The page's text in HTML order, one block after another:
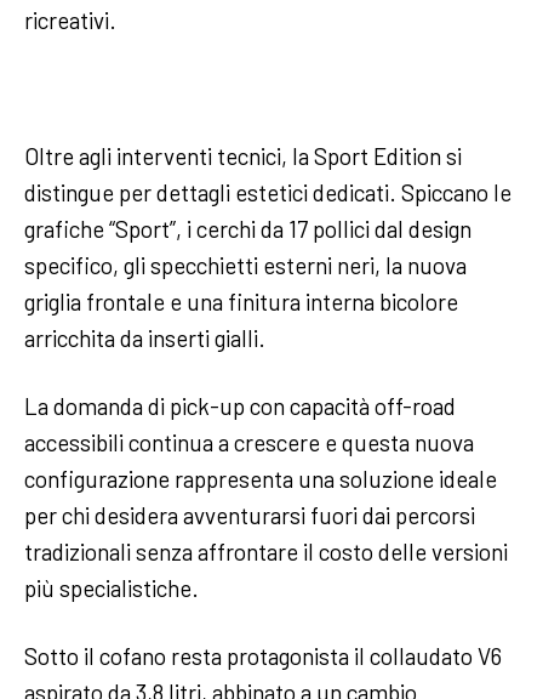
ricreativi.
Oltre agli interventi tecnici, la Sport Edition si
distingue per dettagli estetici dedicati. Spiccano le
grafiche “Sport”, i cerchi da 17 pollici dal design
specifico, gli specchietti esterni neri, la nuova
griglia frontale e una finitura interna bicolore
arricchita da inserti gialli.
La domanda di pick-up con capacità off-road
accessibili continua a crescere e questa nuova
configurazione rappresenta una soluzione ideale
per chi desidera avventurarsi fuori dai percorsi
tradizionali senza affrontare il costo delle versioni
più specialistiche.
Sotto il cofano resta protagonista il collaudato V6
aspirato da 3,8 litri, abbinato a un cambio